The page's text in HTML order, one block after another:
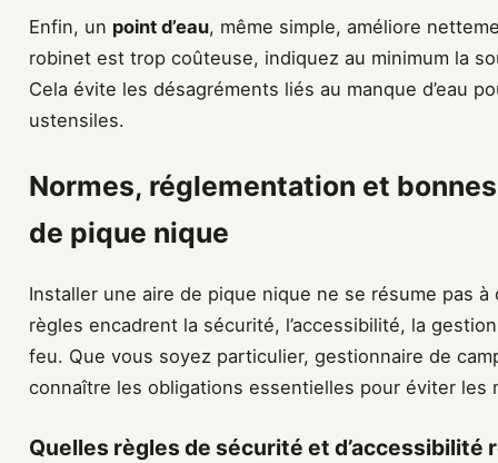
Enfin, un point d’eau, même simple, améliore
robinet est trop coûteuse, indiquez au minimum la
Cela évite les désagréments liés au manque d’eau
ustensiles.
Normes, réglementation et
de pique nique
Installer une aire de pique nique ne se résume pas
règles encadrent la sécurité, l’accessibilité, la
feu. Que vous soyez particulier, gestionnaire de
connaître les obligations essentielles pour éviter les
Quelles règles de sécurité et